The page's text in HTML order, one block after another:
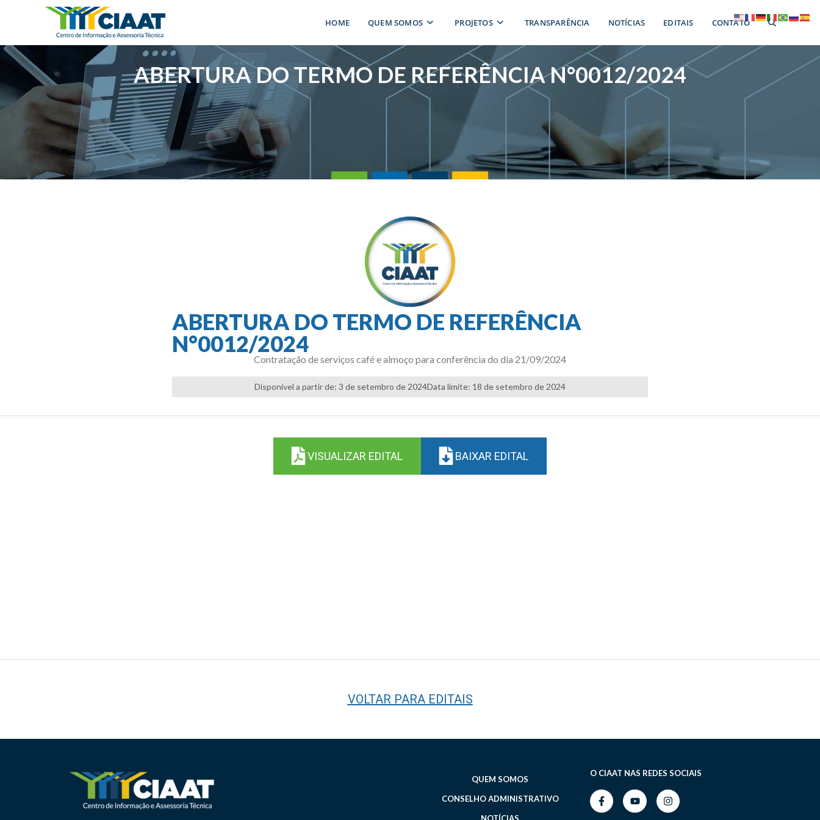
HOME QUEM SOMOS PROJETOS TRANSPARÊNCIA NOTÍCIAS EDITAIS CONTATO
ABERTURA DO TERMO DE REFERÊNCIA N°0012/2024
ABERTURA DO TERMO DE REFERÊNCIA
N°0012/2024
Contratação de serviços café e almoço para conferência do dia 21/09/2024
Disponível a partir de: 3 de setembro de 2024Data limite: 18 de setembro de 2024
VISUALIZAR EDITAL BAIXAR EDITAL
VOLTAR PARA EDITAIS
QUEM SOMOS
CONSELHO ADMINISTRATIVO
O CIAAT NAS REDES SOCIAIS